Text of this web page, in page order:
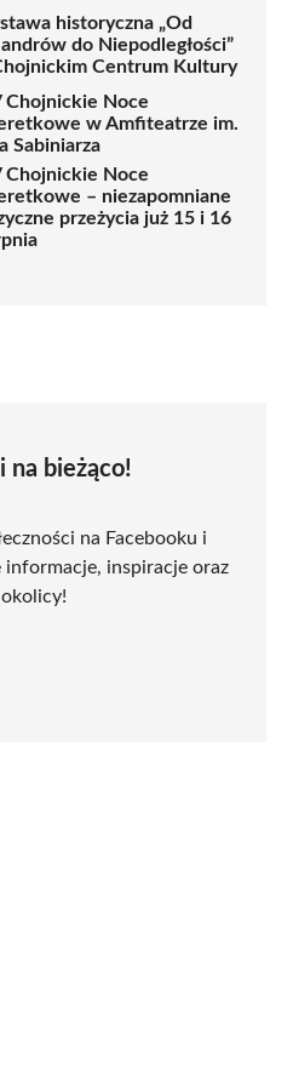
historyczna „Od
do Niepodległości”
Centrum Kultury
Chojnickie Noce
w Amfiteatrze im.
Sabiniarza
Chojnickie Noce
– niezapomniane
przeżycia już 15 i 16
na bieżąco!
na Facebooku i
inspiracje oraz